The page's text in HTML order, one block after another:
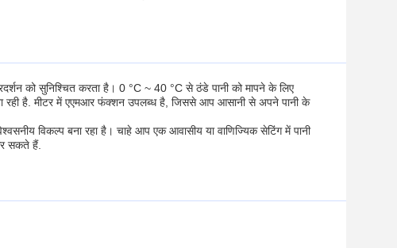
को सुनिश्चित करता है। 0 °C ~ 40 °C से ठंडे पानी को मापने के लिए
रही है. मीटर में एएमआर फंक्शन उपलब्ध है, जिससे आप आसानी से अपने पानी के
विकल्प बना रहा है। चाहे आप एक आवासीय या वाणिज्यिक सेटिंग में पानी
सकते हैं.